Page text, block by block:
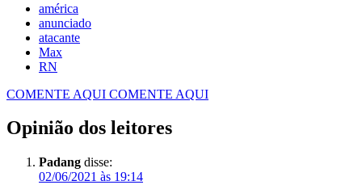
américa
anunciado
atacante
Max
RN
COMENTE AQUI COMENTE AQUI
Opinião dos leitores
Padang disse:
02/06/2021 às 19:14